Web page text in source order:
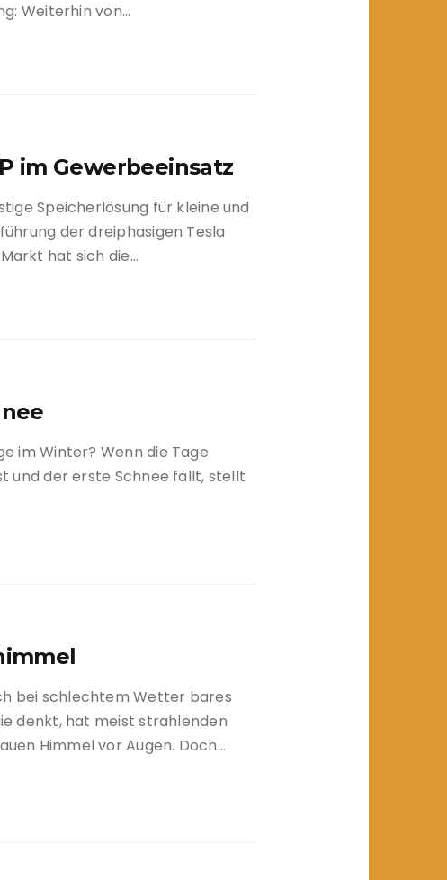
Weiterhin von…
im Gewerbeeinsatz
Speicherlösung für kleine und
der dreiphasigen Tesla
hat sich die…
im Winter? Wenn die Tage
und der erste Schnee fällt, stellt
bei schlechtem Wetter bares
denkt, hat meist strahlenden
Himmel vor Augen. Doch…